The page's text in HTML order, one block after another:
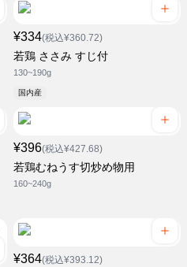
¥334(税込¥360.72)
若鶏 ささみ すじ付
130~190g
国内産
¥396(税込¥427.68)
若鶏むねうす切炒め物用
160~240g
¥364(税込¥393.12)